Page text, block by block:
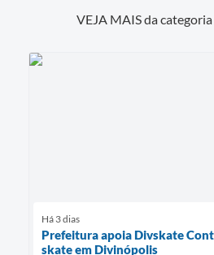
VEJA MAIS da categoria
Há 3 dias
Prefeitura apoia Divskate
skate em Divinópolis